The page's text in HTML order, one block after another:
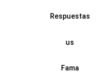
Respuestas
us
Fama